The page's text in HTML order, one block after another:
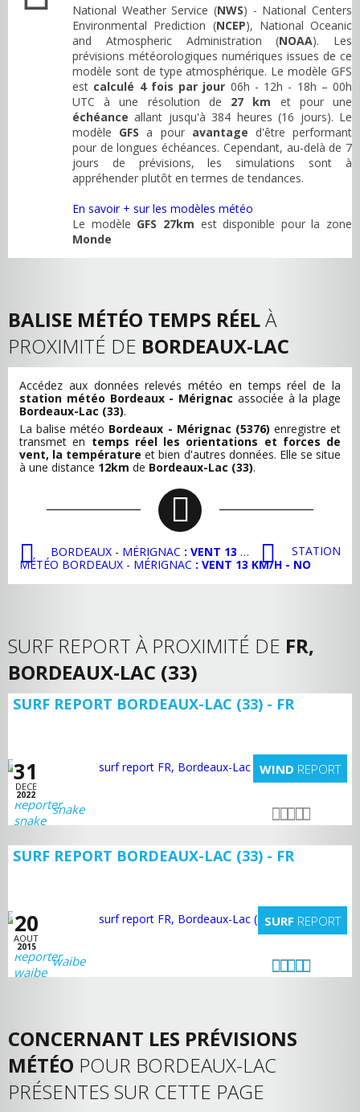
National Weather Service (NWS) - National Centers
Environmental Prediction (NCEP), National Oceanic
and Atmospheric Administration (NOAA). Les
prévisions météorologiques numériques issues de ce
modèle sont de type atmosphérique. Le modèle GFS
est calculé 4 fois par jour 06h - 12h - 18h – 00h
UTC à une résolution de 27 km et pour une
échéance allant jusqu'à 384 heures (16 jours). Le
modèle GFS a pour avantage d'être performant
pour de longues échéances. Cependant, au-delà de 7
jours de prévisions, les simulations sont à
appréhender plutôt en termes de tendances.
En savoir + sur les modèles météo
Le modèle GFS 27km est disponible pour la zone
Monde
BALISE MÉTÉO TEMPS RÉELÀ
PROXIMITÉ DE BORDEAUX-LAC
Accédez aux données relevés météo en temps réel de la
station météo Bordeaux - Mérignac associée à la plage
Bordeaux-Lac (33).
La balise météo Bordeaux - Mérignac (5376) enregistre et
transmet en temps réel les orientations et forces de
vent, la température et bien d'autres données. Elle se situe
à une distance 12km de Bordeaux-Lac (33).
BORDEAUX - MÉRIGNAC : VENT 13 KM/H - NO
STATION
MÉTÉO BORDEAUX - MÉRIGNAC : VENT 13 KM/H - NO
SURF REPORT À PROXIMITÉ DE FR,
BORDEAUX-LAC (33)
SURF REPORT BORDEAUX-LAC (33) - FR
31
DECE
2022
WIND REPORT
snake
SURF REPORT BORDEAUX-LAC (33) - FR
20
AOUT
2015
SURF REPORT
waibe
CONCERNANT LES PRÉVISIONS
MÉTÉO POUR BORDEAUX-LAC
PRÉSENTES SUR CETTE PAGE